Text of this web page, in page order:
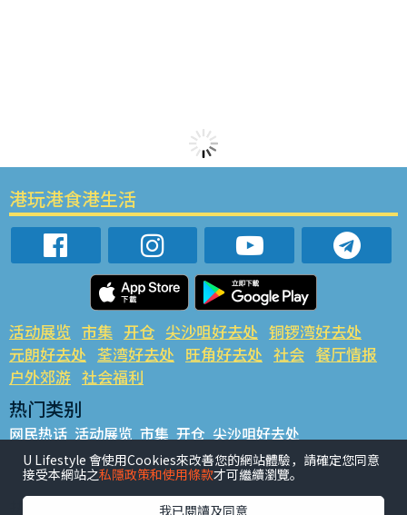
港玩港食港生活
活动展览 市集 开仓 尖沙咀好去处 铜锣湾好去处
元朗好去处 荃湾好去处 旺角好去处 社会 餐厅情报
户外郊游 社会福利
热门类别
网民热话 活动展览 市集 开仓 尖沙咀好去处
铜锣湾好去处 元朗好去处 荃湾好去处 旺角好去处 社会
餐厅情报 户外郊游
热门标签
U Lifestyle 會使用Cookies來改善您的網站體驗，請確定您同意
接受本網站之私隱政策和使用條款才可繼續瀏覽。
我已閱讀及同意